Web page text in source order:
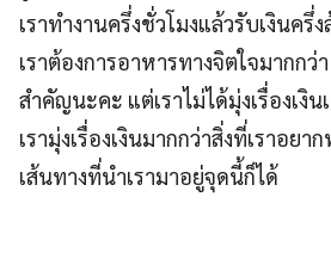
เราทำงานครึ่งชั่วโมงแล้วรับเงินครึ่
เราต้องการอาหารทางจิตใจมากกว่
สำคัญนะคะ แต่เราไม่ได้มุ่งเรื่องเงิ
เรามุ่งเรื่องเงินมากกว่าสิ่งที่เราอยา
เส้นทางที่นำเรามาอยู่จุดนี้ก็ได้